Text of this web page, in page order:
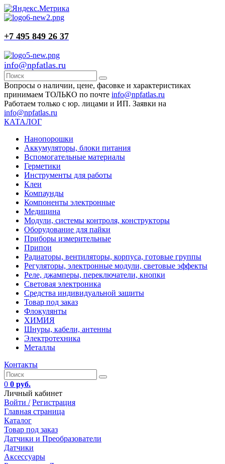
+7 495 849 26 37
info@npfatlas.ru
Вопросы о наличии, цене, фасовке и характеристиках
принимаем ТОЛЬКО по почте info@npfatlas.ru
Работаем только с юр. лицами и ИП. Заявки на
info@npfatlas.ru
КАТАЛОГ
Нанопорошки
Аккумуляторы, блоки питания
Вспомогательные материалы
Герметики
Инструменты для работы
Клеи
Компаунды
Компоненты электронные
Медицина
Модули, системы контроля, конструкторы
Оборудование для пайки
Приборы измерительные
Припои
Радиаторы, вентиляторы, корпуса, готовые группы
Регуляторы, электронные модули, световые эффекты
Реле, джамперы, переключатели, кнопки
Световая электроника
Средства индивидуальной защиты
Товар под заказ
Флокулянты
ХИМИЯ
Шнуры, кабели, антенны
Электротехника
Металлы
Контакты
0 0 руб.
Личный кабинет
Войти / Регистрация
Главная страница
Каталог
Товар под заказ
Датчики и Преобразователи
Датчики
Аксессуары